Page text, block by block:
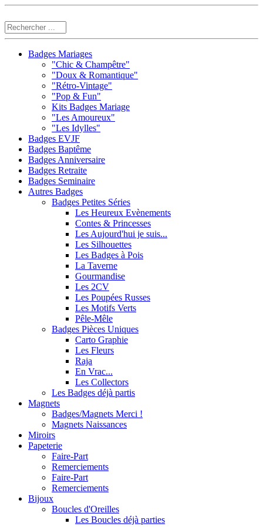
Badges Mariages
"Chic & Champêtre"
"Doux & Romantique"
"Rétro-Vintage"
"Pop & Fun"
Kits Badges Mariage
"Les Amoureux"
"Les Idylles"
Badges EVJF
Badges Baptême
Badges Anniversaire
Badges Retraite
Badges Seminaire
Autres Badges
Badges Petites Séries
Les Heureux Evènements
Contes & Princesses
Les Aujourd'hui je suis...
Les Silhouettes
Les Badges à Pois
La Taverne
Gourmandise
Les 2CV
Les Poupées Russes
Les Motifs Verts
Pêle-Mêle
Badges Pièces Uniques
Carto Graphie
Les Fleurs
Raja
En Vrac...
Les Collectors
Les Badges déjà partis
Magnets
Badges/Magnets Merci !
Magnets Naissances
Miroirs
Papeterie
Faire-Part
Remerciements
Faire-Part
Remerciements
Bijoux
Boucles d'Oreilles
Les Boucles déjà parties